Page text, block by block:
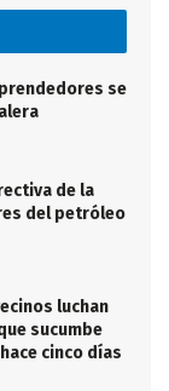
se
de la
del petróleo
luchan
sucumbe
cinco días